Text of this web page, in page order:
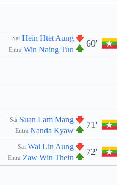
60'
Sai Hein Htet Aung
Entra Win Naing Tun
71'
Sai Suan Lam Mang
Entra Nanda Kyaw
72'
Sai Wai Lin Aung
Entra Zaw Win Thein